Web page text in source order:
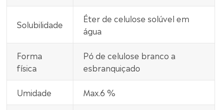
Solubilidade
Éter de celulose solúvel em
água
Forma
física
Pó de celulose branco a
esbranquiçado
Umidade Max.6 %